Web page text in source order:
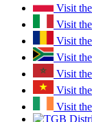
Visit
Visit
Visit
Visit
Visit
Visit
Visit